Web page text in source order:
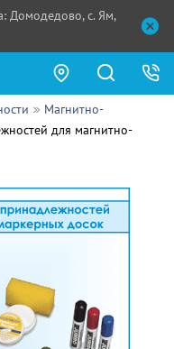
Домодедово, с. Ям,
Магнитно-
для магнитно-